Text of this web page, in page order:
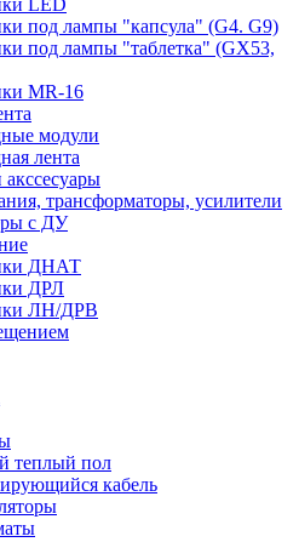
под лампы "капсула" (G4. G9)
под лампы "таблетка" (GX53,
MR-16
модули
лента
трансформаторы, усилители
с ДУ
ДНАТ
ДРЛ
ЛН/ДРВ
теплый пол
кабель